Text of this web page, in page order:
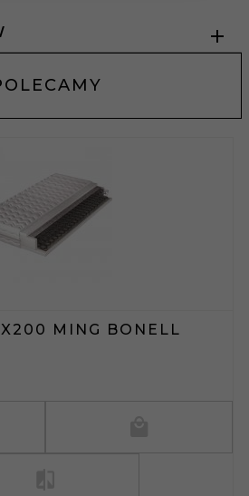
MING BONELL